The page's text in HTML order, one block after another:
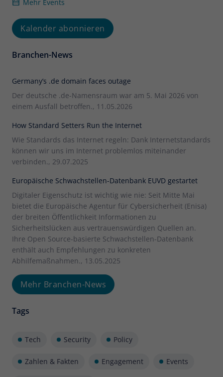
Mehr Events
Kalender abonnieren
Branchen-News
Germany’s .de domain faces outage
Der deutsche .de-Namensraum war am 5. Mai 2026 von
einem Ausfall betroffen., 11.05.2026
How Standard Setters Run the Internet
Wie Standards das Internet regeln: Dank Internetstandards
können wir uns im Internet problemlos miteinander
verbinden., 29.07.2025
Europäische Schwachstellen-Datenbank EUVD gestartet
Digitaler Eigenschutz ist wichtig wie nie: Seit Mitte Mai
bietet die Europäische Agentur für Cybersicherheit (Enisa)
der breiten Öffentlichkeit Informationen zu
Sicherheitslücken aus vertrauenswürdigen Quellen an.
Ihre Open Source-basierte Schwachstellen-Datenbank
enthält auch Empfehlungen zu konkreten
Abhilfemaßnahmen., 13.05.2025
Mehr Branchen-News
Tags
Tech Security Policy
Zahlen & Fakten Engagement Events